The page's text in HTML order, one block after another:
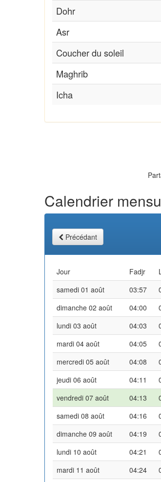
Dohr
Asr
Coucher du soleil
Maghrib
Icha
Calendrier
Précédant
Jour Fadjr
samedi 01 août
03:57
dimanche 02 août
04:00
lundi 03 août
04:03
mardi 04 août
04:05
mercredi 05 août
04:08
jeudi 06 août
04:11
vendredi 07 août
04:13
samedi 08 août
04:16
dimanche 09 août
04:19
lundi 10 août
04:21
mardi 11 août
04:24